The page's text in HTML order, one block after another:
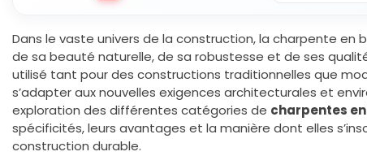
Dans le vaste univers de la construction, la charpente en
de sa beauté naturelle, de sa robustesse et de ses
utilisé tant pour des constructions traditionnelles que
s’adapter aux nouvelles exigences architecturales et
exploration des différentes catégories de charpentes
spécificités, leurs avantages et la manière dont elles
construction durable.